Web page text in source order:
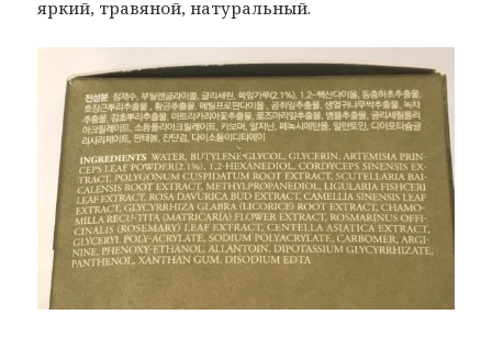
яркий, травяной, натуральный.